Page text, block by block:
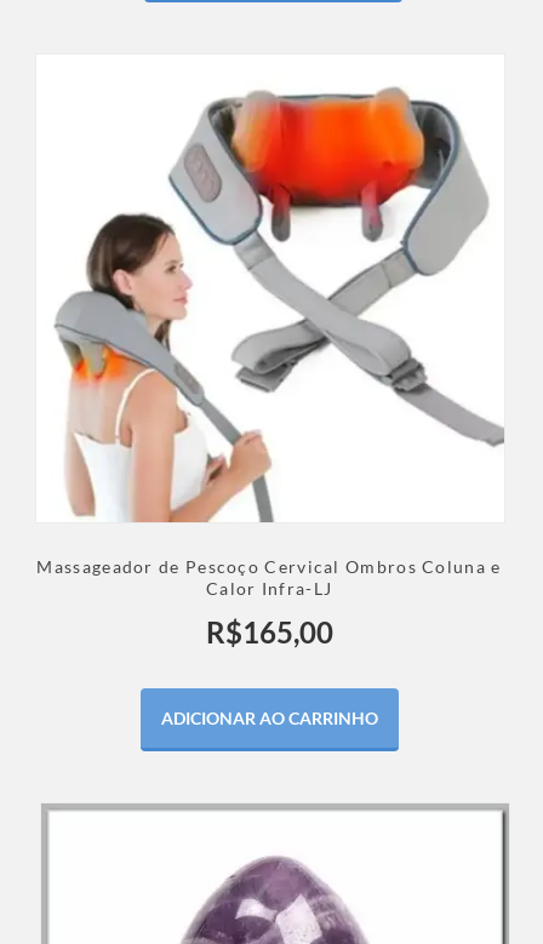
Massageador de Pescoço Cervical Ombros Coluna e
Calor Infra-LJ
R$165,00
ADICIONAR AO CARRINHO